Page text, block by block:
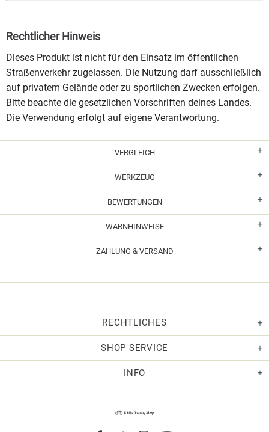
Rechtlicher Hinweis
Dieses Produkt ist nicht für den Einsatz im öffentlichen
Straßenverkehr zugelassen. Die Nutzung darf ausschließlich
auf privatem Gelände oder zu sportlichen Zwecken erfolgen.
Bitte beachte die gesetzlichen Vorschriften deines Landes.
Die Verwendung erfolgt auf eigene Verantwortung.
VERGLEICH
WERKZEUG
BEWERTUNGEN
WARNHINWEISE
ZAHLUNG & VERSAND
RECHTLICHES
SHOP SERVICE
INFO